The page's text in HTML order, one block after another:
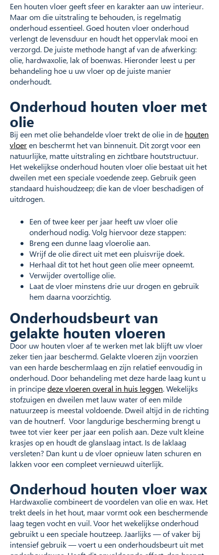
Een houten vloer geeft sfeer en karakter aan uw interieur.
Maar om die uitstraling te behouden, is regelmatig
onderhoud essentieel. Goed houten vloer onderhoud
verlengt de levensduur en houdt het oppervlak mooi en
verzorgd. De juiste methode hangt af van de afwerking:
olie, hardwaxolie, lak of boenwas. Hieronder leest u per
behandeling hoe u uw vloer op de juiste manier
onderhoudt.
Onderhoud houten vloer met
olie
Bij een met olie behandelde vloer trekt de olie in de houten
vloeren beschermt het van binnenuit. Dit zorgt voor een
natuurlijke, matte uitstraling en zichtbare houtstructuur.
Het wekelijkse onderhoud houten vloer olie bestaat uit het
dweilen met een speciale voedende zeep. Gebruik geen
standaard huishoudzeep; die kan de vloer beschadigen of
uitdrogen.
Een of twee keer per jaar heeft uw vloer olie
onderhoud nodig. Volg hiervoor deze stappen:
Breng een dunne laag vloerolie aan.
Wrijf de olie direct uit met een pluisvrije doek.
Herhaal dit tot het hout geen olie meer opneemt.
Verwijder overtollige olie.
Laat de vloer minstens drie uur drogen en gebruik
hem daarna voorzichtig.
Onderhoudsbeurt van
gelakte houten vloeren
Door uw houten vloer af te werken met lak blijft uw vloer
zeker tien jaar beschermd. Gelakte vloeren zijn voorzien
van een harde beschermlaag en zijn relatief eenvoudig in
onderhoud. Door behandeling met deze harde laag kunt u
in principedeze vloeren overal in huis leggen. Wekelijks
stofzuigen en dweilen met lauw water of een milde
natuurzeep is meestal voldoende. Dweil altijd in de richting
van de houtnerf. Voor langdurige bescherming brengt u
twee tot vier keer per jaar een polish aan. Deze vult kleine
krasjes op en houdt de glanslaag intact. Is de laklaag
versleten? Dan kunt u de vloer opnieuw laten schuren en
lakken voor een compleet vernieuwd uiterlijk.
Onderhoud houten vloer wax
Hardwaxolie combineert de voordelen van olie en wax. Het
trekt deels in het hout, maar vormt ook een beschermende
laag tegen vocht en vuil. Voor het wekelijkse onderhoud
gebruikt u een speciale houtzeep. Jaarlijks — of vaker bij
intensief gebruik — voert u een onderhoudsbeurt uit met